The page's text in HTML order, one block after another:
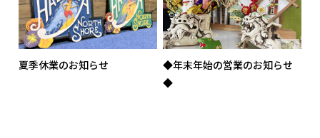
夏季休業のお知らせ
◆年末年始の営業のお知らせ
◆